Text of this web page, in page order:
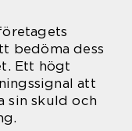
bedöma dess
Ett högt
att
sin skuld och